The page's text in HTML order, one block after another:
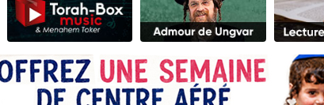
Il reste 49 places pour étudier en groupe sur Zoom
2 personnes viennent de nous rejoindre sur WhatsApp
29 personnes viennent de demander une bénédiction
Il reste 49 places pour étudier en groupe sur Zoom